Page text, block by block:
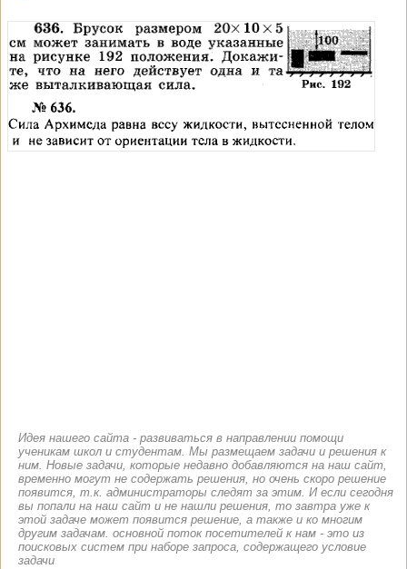
Идея нашего сайта - развиваться в направлении помощи
ученикам школ и студентам. Мы размещаем задачи и решения к
ним. Новые задачи, которые недавно добавляются на наш сайт,
временно могут не содержать решения, но очень скоро решение
появится, т.к. администраторы следят за этим. И если сегодня
вы попали на наш сайт и не нашли решения, то завтра уже к
этой задаче может появится решение, а также и ко многим
другим задачам. основной поток посетителей к нам - это из
поисковых систем при наборе запроса, содержащего условие
задачи